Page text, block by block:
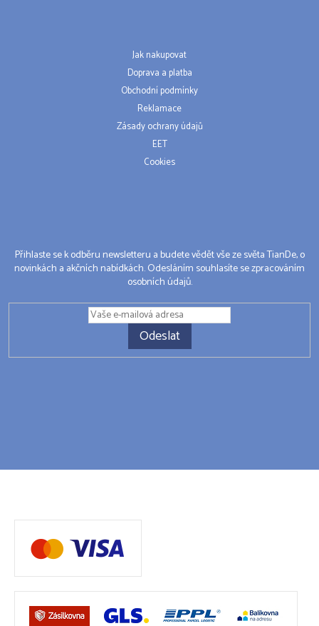
Jak nakupovat
Doprava a platba
Obchodní podmínky
Reklamace
Zásady ochrany údajů
EET
Cookies
Přihlaste se k odběru newsletteru a budete vědět vše ze světa TianDe, o
novinkách a akčních nabídkách. Odesláním souhlasíte se zpracováním
osobních údajů.
Odeslat